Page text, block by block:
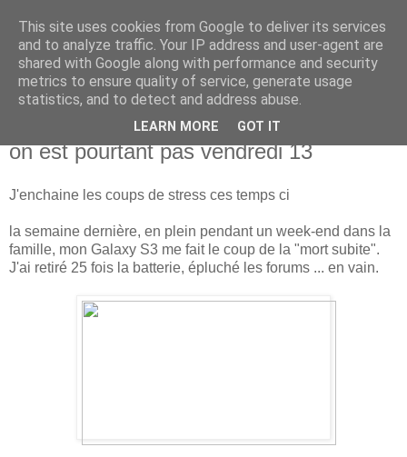
new Blog( perso );
Yet another Java blog, comme on dit
09 novembre 2013
on est pourtant pas vendredi 13
J'enchaine les coups de stress ces temps ci
la semaine dernière, en plein pendant un week-end dans la
famille, mon Galaxy S3 me fait le coup de la "mort subite".
J'ai retiré 25 fois la batterie, épluché les forums ... en vain.
This site uses cookies from Google to deliver its services
and to analyze traffic. Your IP address and user-agent are
shared with Google along with performance and security
metrics to ensure quality of service, generate usage
statistics, and to detect and address abuse.
LEARN MORE GOT IT